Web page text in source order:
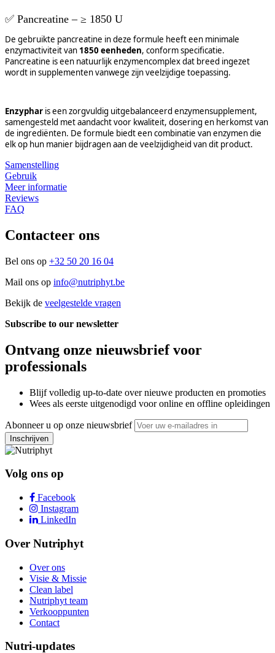
✅ Pancreatine – ≥ 1850 U
De gebruikte pancreatine in deze formule heeft een minimale
enzymactiviteit van 1850 eenheden, conform specificatie.
Pancreatine is een natuurlijk enzymencomplex dat breed ingezet
wordt in supplementen vanwege zijn veelzijdige toepassing.
Enzyphar is een zorgvuldig uitgebalanceerd enzymensupplement,
samengesteld met aandacht voor kwaliteit, dosering en herkomst van
de ingrediënten. De formule biedt een combinatie van enzymen die
elk op hun manier bijdragen aan de veelzijdigheid van dit product.
Samenstelling
Gebruik
Meer informatie
Reviews
FAQ
Contacteer ons
Bel ons op +32 50 20 16 04
Mail ons op info@nutriphyt.be
Bekijk de veelgestelde vragen
Subscribe to our newsletter
Ontvang onze nieuwsbrief voor
professionals
Blijf volledig up-to-date over nieuwe producten en promoties
Wees als eerste uitgenodigd voor online en offline opleidingen
Abonneer u op onze nieuwsbrief
Inschrijven
Volg ons op
Facebook
Instagram
LinkedIn
Over Nutriphyt
Over ons
Visie & Missie
Clean label
Nutriphyt team
Verkooppunten
Contact
Nutri-updates